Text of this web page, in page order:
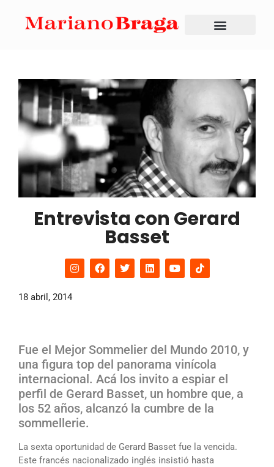
Entrevista con Gerard
Basset
18 abril, 2014
Fue el Mejor Sommelier del Mundo 2010, y
una figura top del panorama vinícola
internacional. Acá los invito a espiar el
perfil de Gerard Basset, un hombre que, a
los 52 años, alcanzó la cumbre de la
sommellerie.
La sexta oportunidad de Gerard Basset fue la vencida.
Este francés nacionalizado inglés insistió hasta